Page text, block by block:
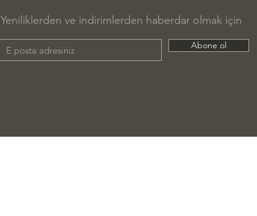
Yeniliklerden ve indirimlerden haberdar olmak için
Abone ol